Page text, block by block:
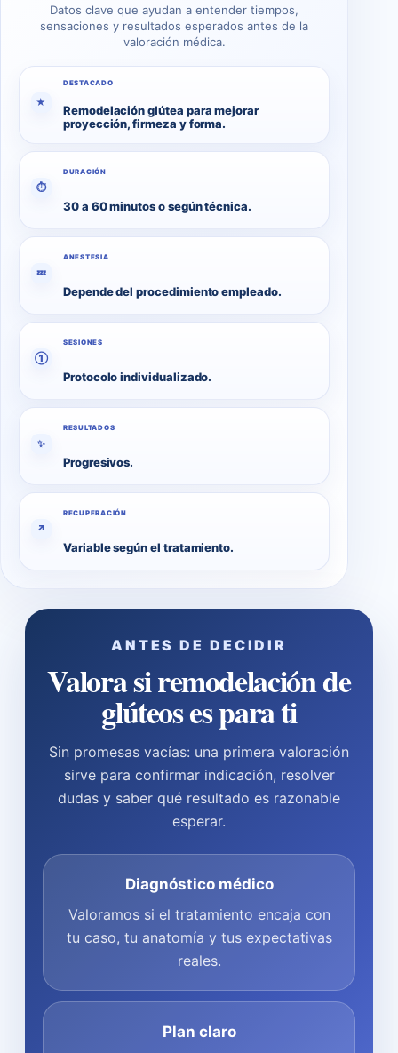
Datos clave que ayudan a entender tiempos,
sensaciones y resultados esperados antes de la
valoración médica.
★
DESTACADO
Remodelación glútea para mejorar
proyección, firmeza y forma.
⏱
DURACIÓN
30 a 60 minutos o según técnica.
💤
ANESTESIA
Depende del procedimiento empleado.
①
SESIONES
Protocolo individualizado.
✨
RESULTADOS
Progresivos.
↗
RECUPERACIÓN
Variable según el tratamiento.
ANTES DE DECIDIR
Valora si remodelación de
glúteos es para ti
Sin promesas vacías: una primera valoración
sirve para confirmar indicación, resolver
dudas y saber qué resultado es razonable
esperar.
Diagnóstico médico
Valoramos si el tratamiento encaja con
tu caso, tu anatomía y tus expectativas
reales.
Plan claro